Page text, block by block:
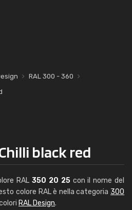
RAL 300 - 360
black red
RAL 350 20 25con il nome del
colore RAL è nella categoria 300
RAL Design.